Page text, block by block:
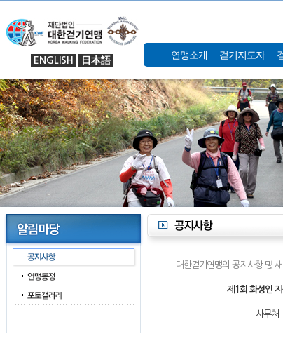
ENGLISH 日本語 연맹소개 걷기지도자
대한걷기연맹의 공지사항 및
제1회 화성인
사무처